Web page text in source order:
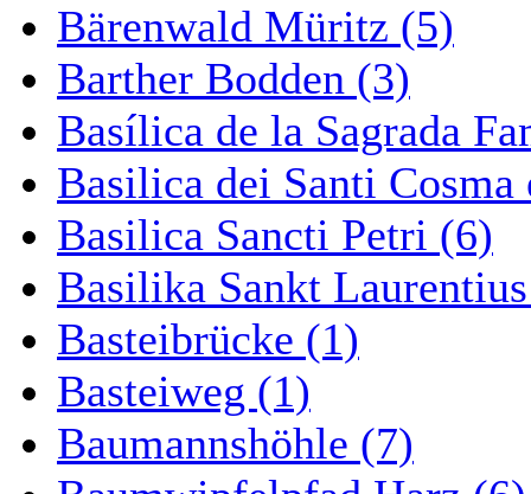
Bärenwald Müritz (5)
Barther Bodden (3)
Basílica de la Sagrada
Basilica dei Santi
Basilica Sancti Petri (6)
Basilika Sankt
Basteibrücke (1)
Basteiweg (1)
Baumannshöhle (7)